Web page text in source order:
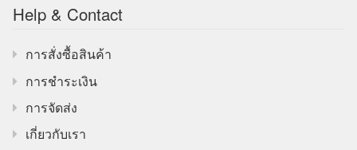
Help & Contact
การสั่งซื้อสินค้า
การชำระเงิน
การจัดส่ง
เกี่ยวกับเรา